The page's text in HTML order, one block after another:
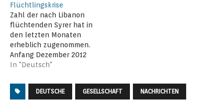
Flüchtlingskrise
Zahl der nach Libanon
flüchtenden Syrer hat in
den letzten Monaten
erheblich zugenommen.
Anfang Dezember 2012
waren befanden sich
registrierte syrische
Flüchtlinge im Libanon.
In "Deutsch"
DEUTSCHE GESELLSCHAFT NACHRICHTEN